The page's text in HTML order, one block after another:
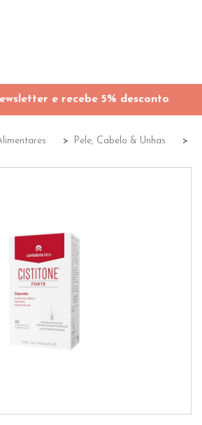
e recebe 5% desconto
Pele, Cabelo & Unhas